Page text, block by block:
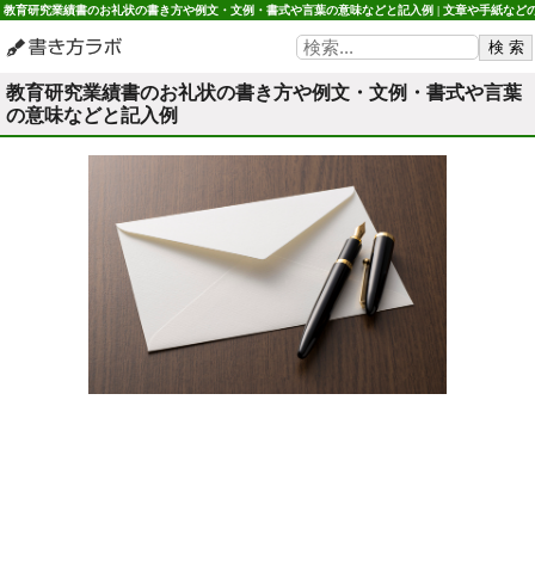
教育研究業績書のお礼状の書き方や例文・文例・書式や言葉の意味などと記入例 | 文章や手紙など
教育研究業績書のお礼状の書き方や例文・文例・書式や言葉
の意味などと記入例